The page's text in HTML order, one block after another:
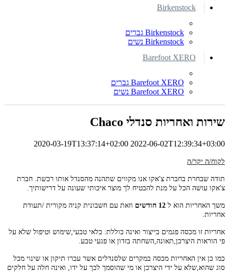
Birkenstock
Birkenstock גברים
Birkenstock נשים
Barefoot XERO
Barefoot XERO גברים
Barefoot XERO נשים
שירות ואחריות סנדלי Chaco
2020-03-19T13:37:14+02:00 2022-06-02T12:39:34+03:00
לקוח/ה יקר/ה
תודה שבחרת בחברת צ'אקו אנו מקווים שתהנה מהסנדל אותו רכשת. חברת
צ'אקו עושה הכל על מנת להבטיח לך מוצר איכותי שעונה על דרישותיך.
משך האחריות הוא ל 12 חודשים
וזאת עם חשבונית קניה מקורית /תעודת
אחריות.
אחריות זו מכסה פגמים בייצור ואינה כוללת: בלאי טבעי,שימוש וטיפול שלא על
פי הוראות היצרכן,תאונה,השחתה בזדון או פגעי טבע.
כמו כן אין האחריות מכסה במקרים שלסנדלים אשר עברו תיקון או שינוי מכל
סוג שהוא,שלא על ידי היצרכן או מי שהוסמך לכך על ידו, ואינה חלה על חלקים